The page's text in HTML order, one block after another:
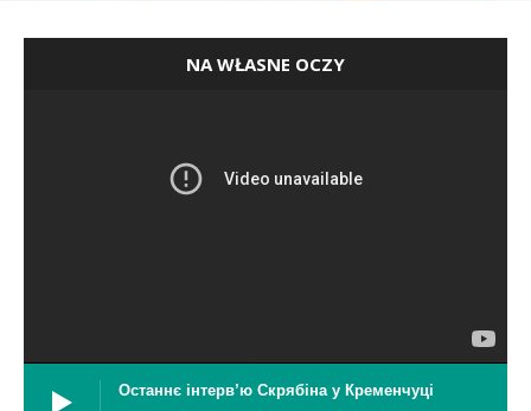
NA WŁASNE OCZY
Останнє інтерв’ю Скрябіна у Кременчуці